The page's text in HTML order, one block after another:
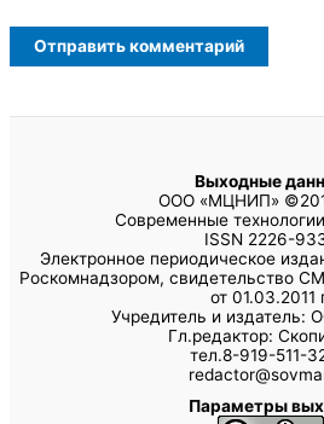
Выходные
ООО «МЦНИП»
Современные
ISSN 2226-
Электронное периодическое
Роскомнадзором, свидетельство
от 01.03.2011
Учредитель и
Гл.редактор:
тел.8-919-511-
Параметры